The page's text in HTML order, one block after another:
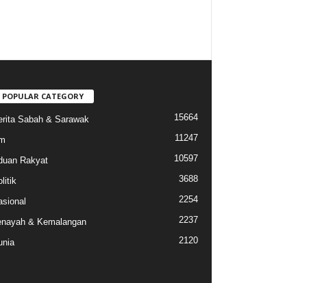
POPULAR CATEGORY
Sabah & Sarawak 15664
11247
Rakyat 10597
3688
2254
& Kemalangan 2237
2120